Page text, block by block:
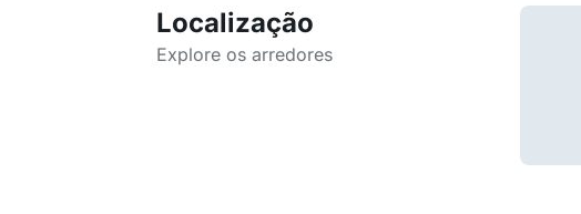
Localização
Explore os arredores